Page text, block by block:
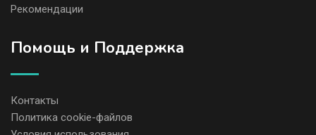
Рекомендации
Помощь и Поддержка
Контакты
Политика cookie-файлов